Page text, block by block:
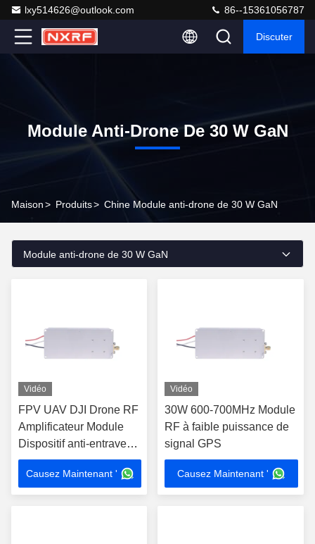
lxy514626@outlook.com 86--15361056787
Discuter
Module Anti-Drone De 30 W GaN
Maison> Produits> Chine Module anti-drone de 30 W GaN
Module anti-drone de 30 W GaN
Vidéo
FPV UAV DJI Drone RF
Amplificateur Module
Dispositif anti-entrave
de voiture 720MHz-
840MHz
Causez Maintenant '
Vidéo
30W 600-700MHz Module
RF à faible puissance de
signal GPS
Causez Maintenant '